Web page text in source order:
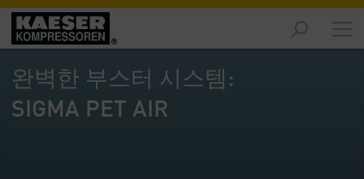
제
품
-
개
요
완벽한 부스터 시스템:
SIGMA PET AIR